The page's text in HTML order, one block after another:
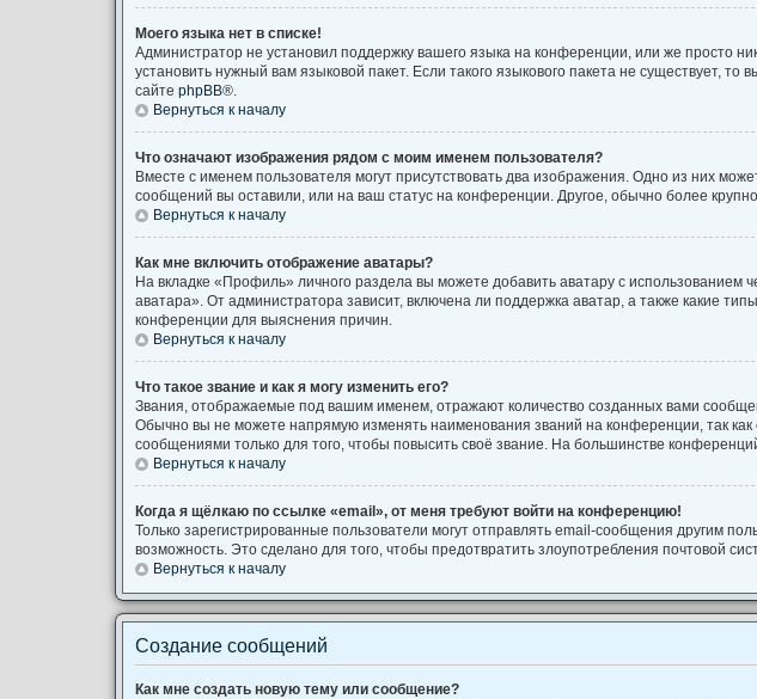
Моего языка нет в списке!
Администратор не установил поддержку вашего языка на конференции, или же просто
установить нужный вам языковой пакет. Если такого языкового пакета не существует,
сайте phpBB®.
Вернуться к началу
Что означают изображения рядом с моим именем пользователя?
Вместе с именем пользователя могут присутствовать два изображения. Одно из них
сообщений вы оставили, или на ваш статус на конференции. Другое, обычно более
Вернуться к началу
Как мне включить отображение аватары?
На вкладке «Профиль» личного раздела вы можете добавить аватару с
аватара». От администратора зависит, включена ли поддержка аватар, а также какие
конференции для выяснения причин.
Вернуться к началу
Что такое звание и как я могу изменить его?
Звания, отображаемые под вашим именем, отражают количество созданных вами
Обычно вы не можете напрямую изменять наименования званий на конференции, так
сообщениями только для того, чтобы повысить своё звание. На большинстве
Вернуться к началу
Когда я щёлкаю по ссылке «email», от меня требуют войти на конференцию!
Только зарегистрированные пользователи могут отправлять email-сообщения другим
возможность. Это сделано для того, чтобы предотвратить злоупотребления почтовой
Вернуться к началу
Создание сообщений
Как мне создать новую тему или сообщение?